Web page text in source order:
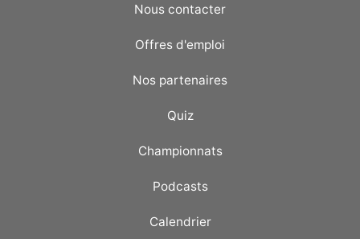
Nous contacter
Offres d'emploi
Nos partenaires
Quiz
Championnats
Podcasts
Calendrier